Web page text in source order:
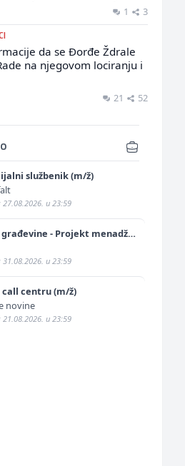
1 3
da se Đorđe Ždrale
na njegovom lociranju i
21 52
službenik (m/ž)
27.08.2026. u 23:59
- Projekt menadžer
31.08.2026. u 23:59
centru (m/ž)
novine
21.08.2026. u 23:59